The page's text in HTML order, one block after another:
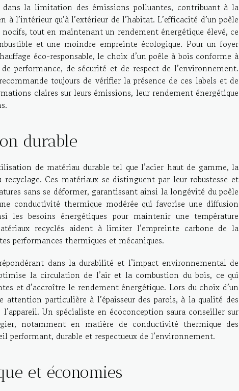
la limitation des émissions polluantes, contribuant à la
l’intérieur qu’à l’extérieur de l’habitat. L’efficacité d’un poêle
tout en maintenant un rendement énergétique élevé, ce
et une moindre empreinte écologique. Pour un foyer
éco-responsable, le choix d’un poêle à bois conforme à
performance, de sécurité et de respect de l’environnement.
toujours de vérifier la présence de ces labels et de
claires sur leurs émissions, leur rendement énergétique
durable
de matériau durable tel que l’acier haut de gamme, la
Ces matériaux se distinguent par leur robustesse et
sans se déformer, garantissant ainsi la longévité du poêle
conductivité thermique modérée qui favorise une diffusion
les besoins énergétiques pour maintenir une température
recyclés aident à limiter l’empreinte carbone de la
performances thermiques et mécaniques.
dans la durabilité et l’impact environnemental de
la circulation de l’air et la combustion du bois, ce qui
et d’accroître le rendement énergétique. Lors du choix d’un
particulière à l’épaisseur des parois, à la qualité des
Un spécialiste en écoconception saura conseiller sur
notamment en matière de conductivité thermique des
performant, durable et respectueux de l’environnement.
et économies